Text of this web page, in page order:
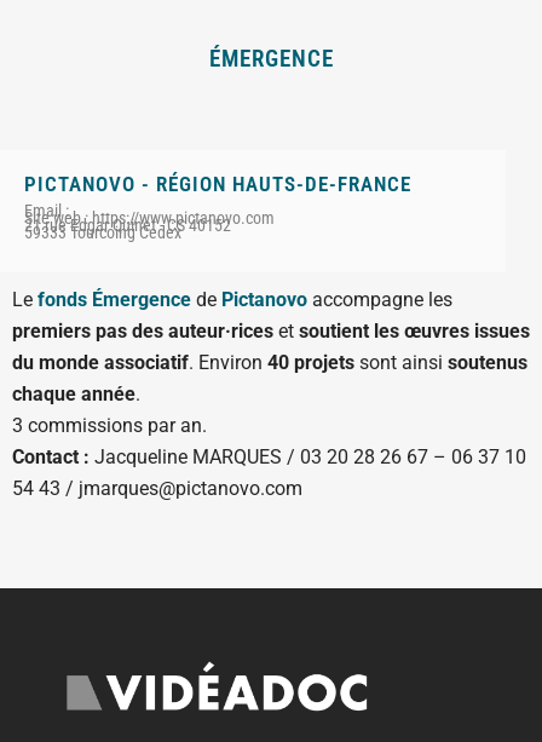
ÉMERGENCE
PICTANOVO - RÉGION HAUTS-DE-FRANCE
Email :
Site web : https://www.pictanovo.com
21 rue Edgar Quinet - CS 40152
59333 Tourcoing Cedex
Le fonds Émergence de Pictanovo accompagne les
premiers pas des auteur·rices et soutient les œuvres issues
du monde associatif. Environ 40 projets sont ainsi soutenus
chaque année.
3 commissions par an.
Contact : Jacqueline MARQUES / 03 20 28 26 67 – 06 37 10
54 43 / jmarques@pictanovo.com